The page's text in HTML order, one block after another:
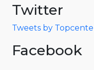
Twitter
Tweets by
Facebook